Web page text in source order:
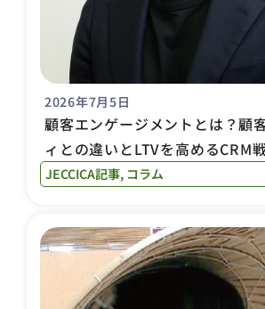
2026年7月5日
顧客エンゲージメントとは？顧
ィとの違いとLTVを高めるCRM
JECCICA記事, コラム